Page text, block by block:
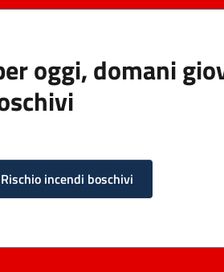
oggi, domani
Rischio incendi boschivi